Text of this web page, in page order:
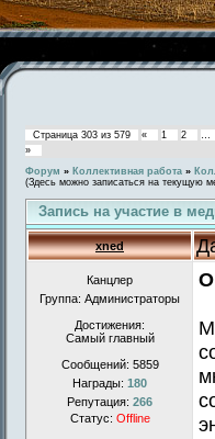
Страница 303 из 579 « 1 2
…
»
Форум » Коллективная работа »
(Здесь можно записаться на текущую
Запись на участие в
xned
Канцлер
Группа: Администраторы
Достижения:
Самый главный
Сообщений: 5859
Награды: 180
Репутация: 266
Статус: Offline
О